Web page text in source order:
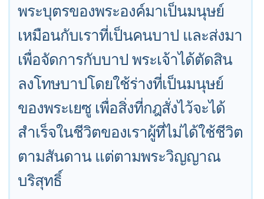
พระบุตรของพระองค์มาเป็นมนุษย์
เหมือนกับเราที่เป็นคนบาป และส่งมา
เพื่อจัดการกับบาป พระเจ้าได้ตัดสิน
ลงโทษบาปโดยใช้ร่างที่เป็นมนุษย์
ของพระเยซู เพื่อสิ่งที่กฎสั่งไว้จะได้
สำเร็จในชีวิตของเราผู้ที่ไม่ได้ใช้ชีวิต
ตามสันดาน แต่ตามพระวิญญาณ
บริสุทธิ์